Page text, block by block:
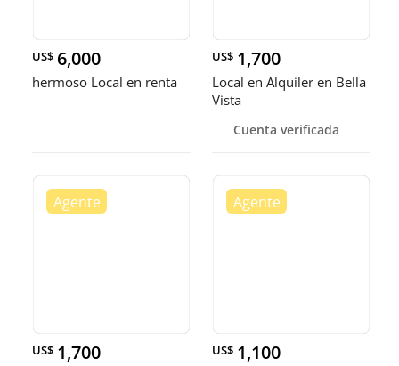
US$ 6,000
hermoso Local en renta
US$ 1,700
Local en Alquiler en Bella
Vista
Cuenta verificada
US$ 1,700 US$ 1,100